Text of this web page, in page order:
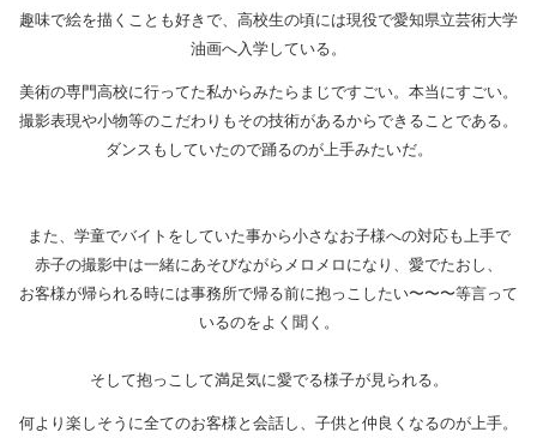
趣味で絵を描くことも好きで、高校生の頃には現役で愛知県立芸術大学
油画へ入学している。
美術の専門高校に行ってた私からみたらまじですごい。本当にすごい。
撮影表現や小物等のこだわりもその技術があるからできることである。
ダンスもしていたので踊るのが上手みたいだ。
また、学童でバイトをしていた事から小さなお子様への対応も上手で
赤子の撮影中は一緒にあそびながらメロメロになり、愛でたおし、
お客様が帰られる時には事務所で帰る前に抱っこしたい〜〜〜等言って
いるのをよく聞く。
そして抱っこして満足気に愛でる様子が見られる。
何より楽しそうに全てのお客様と会話し、子供と仲良くなるのが上手。